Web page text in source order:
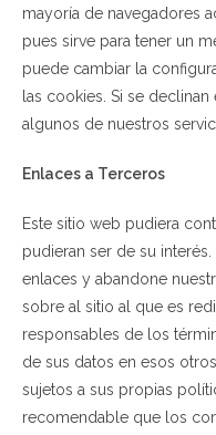
mayoría de navegadores
pues sirve para tener un
puede cambiar la
las cookies. Si se
algunos de nuestros
Enlaces a Terceros
Este sitio web pudiera
pudieran ser de su
enlaces y abandone
sobre al sitio al que es
responsables de los
de sus datos en esos
sujetos a sus propias
recomendable que los